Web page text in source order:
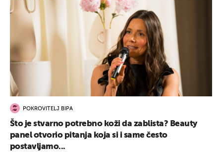
POKROVITELJ BIPA
Što je stvarno potrebno koži da zablista? Beauty
panel otvorio pitanja koja si i same često
postavljamo...